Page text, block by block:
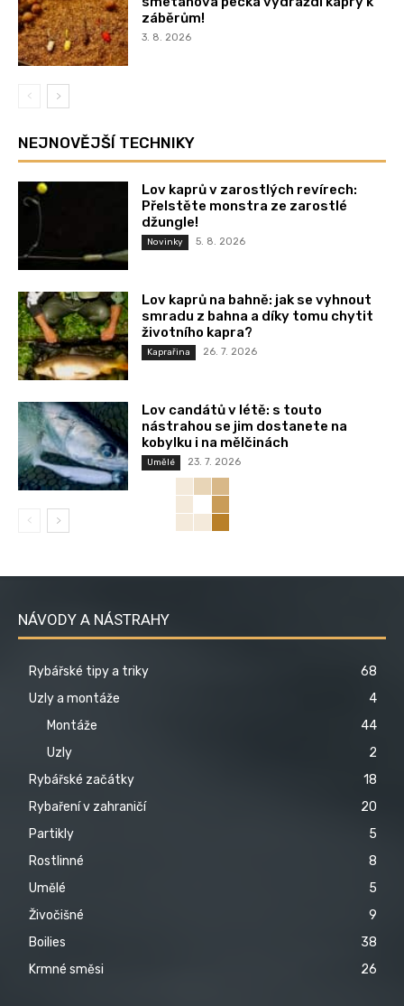
záběrům!
3. 8. 2026
NEJNOVĚJŠÍ TECHNIKY
Lov kaprů v zarostlých revírech:
Přelstěte monstra ze zarostlé
džungle!
Novinky 5. 8. 2026
Lov kaprů na bahně: jak se vyhnout
smradu z bahna a díky tomu chytit
životního kapra?
Kaprařina 26. 7. 2026
Lov candátů v létě: s touto
nástrahou se jim dostanete na
kobylku i na mělčinách
Umělé 23. 7. 2026
NÁVODY A NÁSTRAHY
Rybářské tipy a triky
68
Uzly a montáže
4
Montáže
44
Uzly
2
Rybářské začátky
18
Rybaření v zahraničí
20
Partikly
5
Rostlinné
8
Umělé
5
Živočišné
9
Boilies
38
Krmné směsi
26